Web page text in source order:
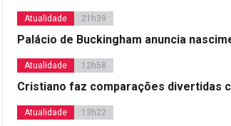
Atualidade 21h39
Palácio de Buckingham anuncia
Atualidade 12h58
Cristiano faz comparações divertidas
Atualidade 13h22